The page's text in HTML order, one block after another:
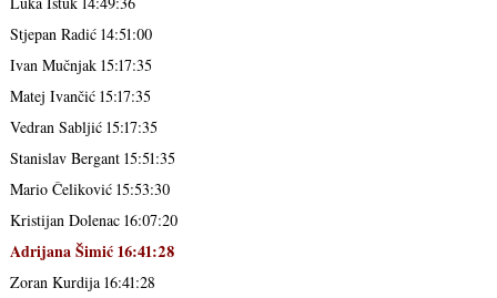
Stjepan Radić 14:51:00
Ivan Mučnjak 15:17:35
Matej Ivančić 15:17:35
Vedran Sabljić 15:17:35
Stanislav Bergant 15:51:35
Mario Čeliković 15:53:30
Kristijan Dolenac 16:07:20
Adrijana Šimić 16:41:28
Zoran Kurdija 16:41:28